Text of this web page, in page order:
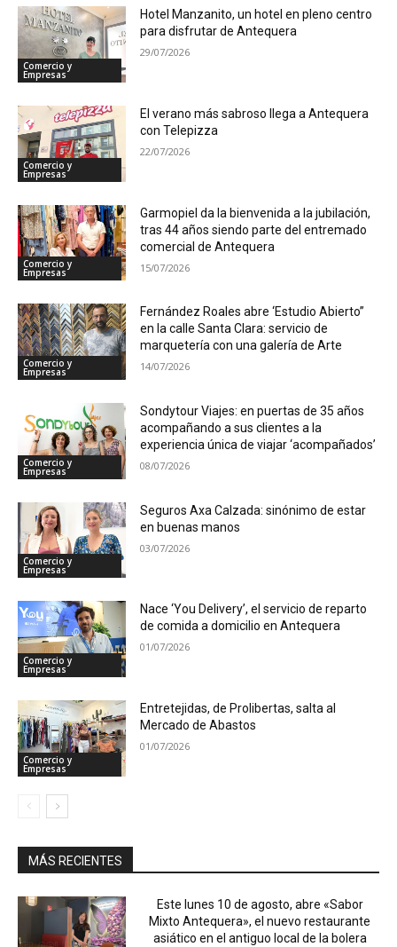
Comercio y
Empresas
Hotel Manzanito, un hotel en pleno centro
para disfrutar de Antequera
29/07/2026
Comercio y
Empresas
El verano más sabroso llega a Antequera
con Telepizza
22/07/2026
Comercio y
Empresas
Garmopiel da la bienvenida a la jubilación,
tras 44 años siendo parte del entremado
comercial de Antequera
15/07/2026
Comercio y
Empresas
Fernández Roales abre ‘Estudio Abierto”
en la calle Santa Clara: servicio de
marquetería con una galería de Arte
14/07/2026
Comercio y
Empresas
Sondytour Viajes: en puertas de 35 años
acompañando a sus clientes a la
experiencia única de viajar ‘acompañados’
08/07/2026
Comercio y
Empresas
Seguros Axa Calzada: sinónimo de estar
en buenas manos
03/07/2026
Comercio y
Empresas
Nace ‘You Delivery’, el servicio de reparto
de comida a domicilio en Antequera
01/07/2026
Comercio y
Empresas
Entretejidas, de Prolibertas, salta al
Mercado de Abastos
01/07/2026
MÁS RECIENTES
Este lunes 10 de agosto, abre «Sabor
Mixto Antequera», el nuevo restaurante
asiático en el antiguo local de la bolera